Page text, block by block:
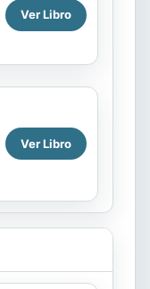
Ver Libro
Ver Libro